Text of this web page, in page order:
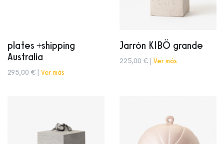
plates +shipping
Australia
295,00 € | Ver más
Jarrón KIBÖ grande
225,00 € | Ver más